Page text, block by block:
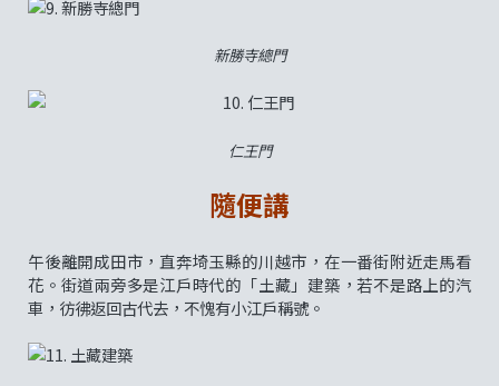
新勝寺總門
仁王門
隨便講
午後離開成田市，直奔埼玉縣的川越市，在一番街附近走馬看
花。街道兩旁多是江戶時代的「土藏」建築，若不是路上的汽
車，彷彿返回古代去，不愧有小江戶稱號。